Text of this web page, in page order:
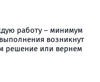
работу – минимум
возникнут
решение или вернем